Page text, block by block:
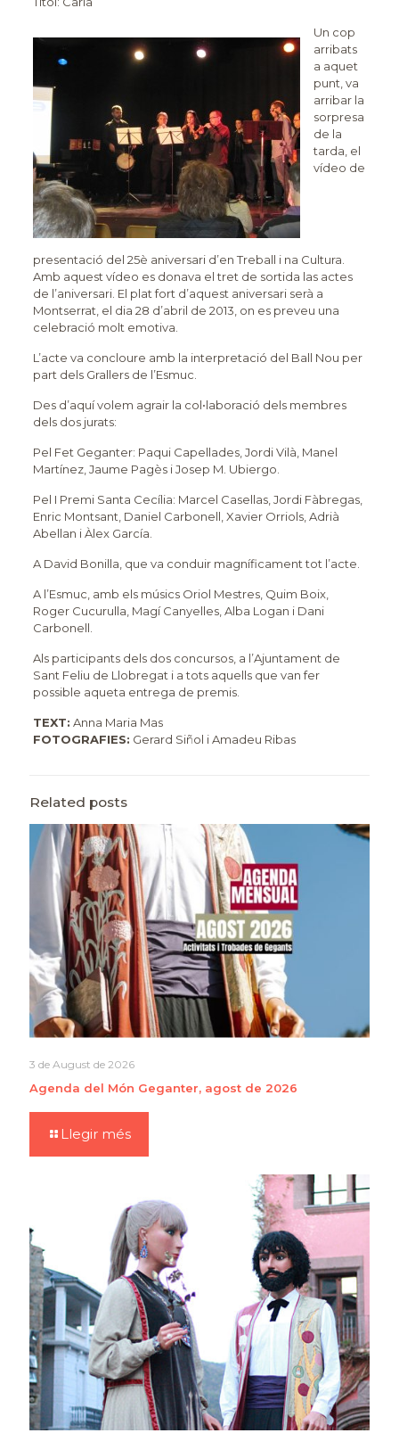
Un cop
arribats
a aquet
punt, va
arribar la
sorpresa
de la
tarda, el
vídeo de
presentació del 25è aniversari d’en Treball i na Cultura.
Amb aquest vídeo es donava el tret de sortida las actes
de l’aniversari. El plat fort d’aquest aniversari serà a
Montserrat, el dia 28 d’abril de 2013, on es preveu una
celebració molt emotiva.
L’acte va concloure amb la interpretació del Ball Nou per
part dels Grallers de l’Esmuc.
Des d’aquí volem agrair la col•laboració dels membres
dels dos jurats:
Pel Fet Geganter: Paqui Capellades, Jordi Vilà, Manel
Martínez, Jaume Pagès i Josep M. Ubiergo.
Pel I Premi Santa Cecília: Marcel Casellas, Jordi Fàbregas,
Enric Montsant, Daniel Carbonell, Xavier Orriols, Adrià
Abellan i Àlex García.
A David Bonilla, que va conduir magníficament tot l’acte.
A l’Esmuc, amb els músics Oriol Mestres, Quim Boix,
Roger Cucurulla, Magí Canyelles, Alba Logan i Dani
Carbonell.
Als participants dels dos concursos, a l’Ajuntament de
Sant Feliu de Llobregat i a tots aquells que van fer
possible aqueta entrega de premis.
TEXT: Anna Maria Mas
FOTOGRAFIES: Gerard Siñol i Amadeu Ribas
Related posts
3 de August de 2026
Agenda del Món Geganter, agost de 2026
Llegir més